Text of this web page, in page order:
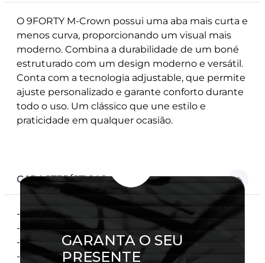
O 9FORTY M-Crown possui uma aba mais curta e
menos curva, proporcionando um visual mais
moderno. Combina a durabilidade de um boné
estruturado com um design moderno e versátil.
Conta com a tecnologia adjustable, que permite
ajuste personalizado e garante conforto durante
todo o uso. Um clássico que une estilo e
praticidade em qualquer ocasião.
CARACTERÍSTICAS
- Modelo Ajustável
- Aba curva
- Copa frontal estruturada
- Flag bordada no lado esquerdo